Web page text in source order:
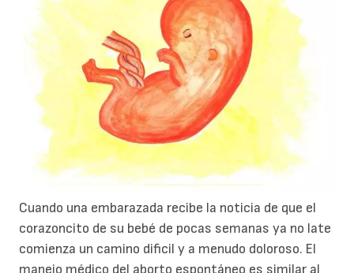
Cuando una embarazada recibe la noticia de que el
corazoncito de su bebé de pocas semanas ya no late
comienza un camino dificil y a menudo doloroso. El
manejo médico del aborto espontáneo es similar al